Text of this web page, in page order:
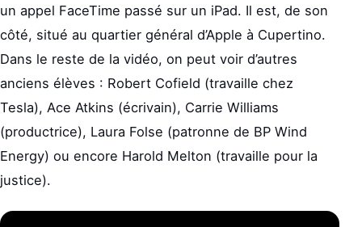
un appel FaceTime passé sur un iPad. Il est, de son
côté, situé au quartier général d’Apple à Cupertino.
Dans le reste de la vidéo, on peut voir d’autres
anciens élèves : Robert Cofield (travaille chez
Tesla), Ace Atkins (écrivain), Carrie Williams
(productrice), Laura Folse (patronne de BP Wind
Energy) ou encore Harold Melton (travaille pour la
justice).